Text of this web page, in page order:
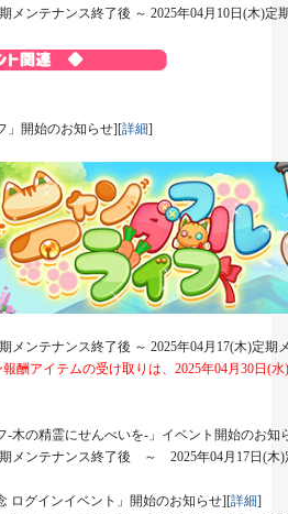
ンテナンス終了後 ～ 2025年04月10日(木)定
」開始のお知らせ][詳細]
ンテナンス終了後 ～ 2025年04月17(木)定期
酬アイテムの受け取りは、2025年04月30日(
木の精霊にせんべいを-」イベント開始のお知
メンテナンス終了後 ～ 2025年04月17日(木)
ログインイベント」開始のお知らせ][詳細]